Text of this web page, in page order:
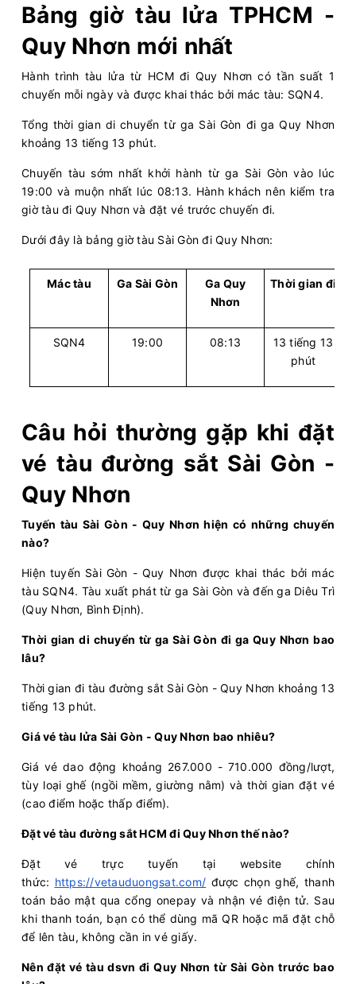
Bảng giờ tàu lửa TPHCM -
Quy Nhơn mới nhất
Hành trình tàu lửa từ HCM đi Quy Nhơn có tần suất 1
chuyến mỗi ngày và được khai thác bởi mác tàu: SQN4.
Tổng thời gian di chuyển từ ga Sài Gòn đi ga Quy Nhơn
khoảng 13 tiếng 13 phút.
Chuyến tàu sớm nhất khởi hành từ ga Sài Gòn vào lúc
19:00 và muộn nhất lúc 08:13. Hành khách nên kiểm tra
giờ tàu đi Quy Nhơn và đặt vé trước chuyến đi.
Dưới đây là bảng giờ tàu Sài Gòn đi Quy Nhơn:
Mác tàu Ga Sài Gòn
Ga Quy
Nhơn
Thời gian đi
SQN4 19:00 08:13
13 tiếng 13
phút
Câu hỏi thường gặp khi đặt
vé tàu đường sắt Sài Gòn -
Quy Nhơn
Tuyến tàu Sài Gòn - Quy Nhơn hiện có những chuyến
nào?
Hiện tuyến Sài Gòn - Quy Nhơn được khai thác bởi mác
tàu SQN4. Tàu xuất phát từ ga Sài Gòn và đến ga Diêu Trì
(Quy Nhơn, Bình Định).
Thời gian di chuyển từ ga Sài Gòn đi ga Quy Nhơn bao
lâu?
Thời gian đi tàu đường sắt Sài Gòn - Quy Nhơn khoảng 13
tiếng 13 phút.
Giá vé tàu lửa Sài Gòn - Quy Nhơn bao nhiêu?
Giá vé dao động khoảng 267.000 - 710.000 đồng/lượt,
tùy loại ghế (ngồi mềm, giường nằm) và thời gian đặt vé
(cao điểm hoặc thấp điểm).
Đặt vé tàu đường sắt HCM đi Quy Nhơn thế nào?
Đặt vé trực tuyến tại website chính
thức: https://vetauduongsat.com/ được chọn ghế, thanh
toán bảo mật qua cổng onepay và nhận vé điện tử. Sau
khi thanh toán, bạn có thể dùng mã QR hoặc mã đặt chỗ
để lên tàu, không cần in vé giấy.
Nên đặt vé tàu dsvn đi Quy Nhơn từ Sài Gòn trước bao